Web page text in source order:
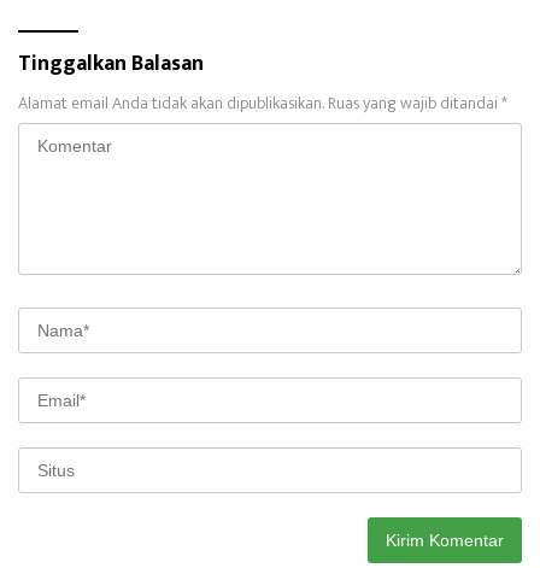
Tinggalkan Balasan
Alamat email Anda tidak akan dipublikasikan.Ruas yang wajib ditandai*